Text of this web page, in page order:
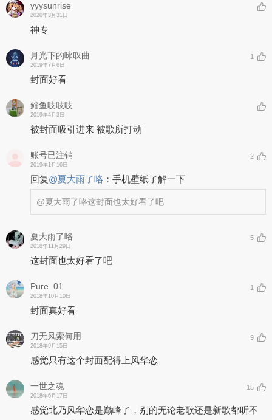
yyysunrise
2020年3月31日
神专
月光下的咏叹曲
2019年7月6日
1
封面好看
鲻鱼吱吱吱
2019年4月3日
被封面吸引进来 被歌所打动
账号已注销
2019年1月16日
2
回复@夏大雨了咯 ： 手机壁纸了解一下
@夏大雨了咯这封面也太好看了吧
夏大雨了咯
2018年11月29日
5
这封面也太好看了吧
Pure_01
2018年10月10日
1
封面真好看
刀无风索何用
2018年9月15日
9
感觉只有这个封面配得上风华恋
一世之魂
2018年6月17日
15
感觉北乃风华恋是巅峰了，别的无论老歌还是新歌都听不